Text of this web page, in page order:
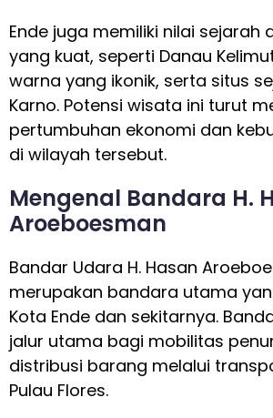
Ende juga memiliki nilai sejarah
yang kuat, seperti Danau
warna yang ikonik, serta situs
Karno. Potensi wisata ini turut
pertumbuhan ekonomi dan
di wilayah tersebut.
Mengenal Bandara H.
Aroeboesman
Bandar Udara H. Hasan
merupakan bandara utama
Kota Ende dan sekitarnya.
jalur utama bagi mobilitas
distribusi barang melalui
Pulau Flores.